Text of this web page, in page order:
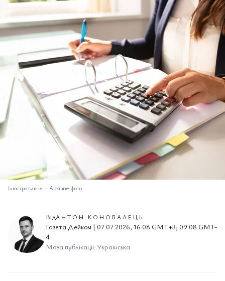
Ілюстративне – Архівне фото
ВідАНТОН КОНОВАЛЕЦЬ
Газета Дейком | 07.07.2026, 16:08 GMT+3; 09:08 GMT-
4
Мова публікації: Українська